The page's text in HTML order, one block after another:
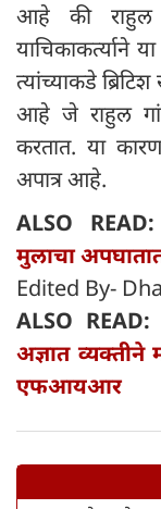
आहे की राहुल
याचिकाकर्त्याने
त्यांच्याकडे
आहे जे राहुल
करतात. या
अपात्र आहे.
ALSO READ:
मुलाचा
Edited By-
ALSO READ:
अज्ञात
एफआयआर